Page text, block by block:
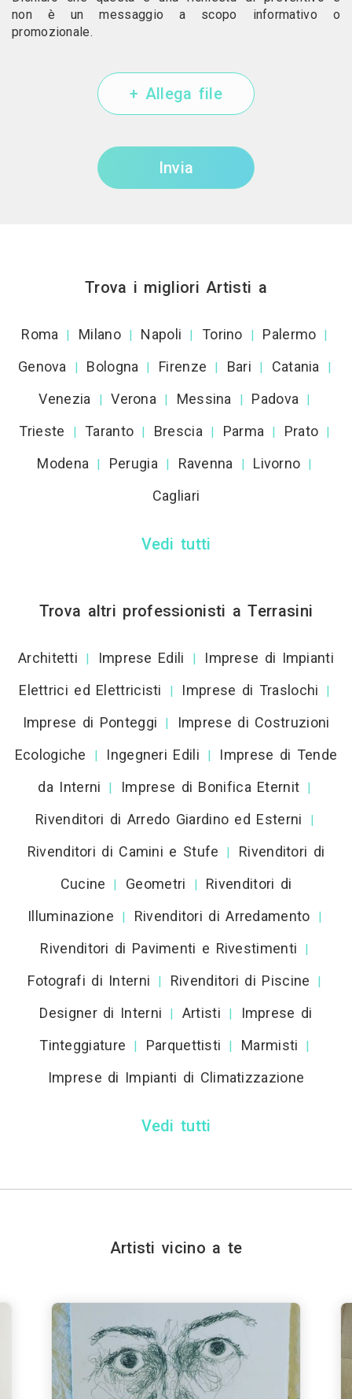
non è un messaggio a scopo informativo o
promozionale.
+ Allega file
Invia
Trova i migliori Artisti a
Roma | Milano | Napoli | Torino | Palermo |
Genova | Bologna | Firenze | Bari | Catania |
Venezia | Verona | Messina | Padova |
Trieste | Taranto | Brescia | Parma | Prato |
Modena | Perugia | Ravenna | Livorno |
Cagliari
Vedi tutti
Trova altri professionisti a Terrasini
Architetti | Imprese Edili |
Imprese di Impianti
Elettrici ed Elettricisti
| Imprese di Traslochi |
Imprese di Ponteggi |
Imprese di Costruzioni
Ecologiche
| Ingegneri Edili |
Imprese di Tende
da Interni
| Imprese di Bonifica Eternit |
Rivenditori di Arredo Giardino ed Esterni |
Rivenditori di Camini e Stufe |
Rivenditori di
Cucine
| Geometri |
Rivenditori di
Illuminazione
| Rivenditori di Arredamento |
Rivenditori di Pavimenti e Rivestimenti |
Fotografi di Interni | Rivenditori di Piscine |
Designer di Interni | Artisti |
Imprese di
Tinteggiature
| Parquettisti | Marmisti |
Imprese di Impianti di Climatizzazione
Vedi tutti
Artisti vicino a te